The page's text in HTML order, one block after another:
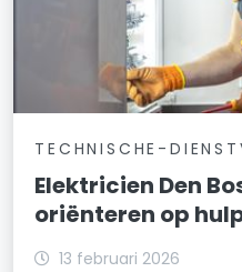
TECHNISCHE-
Elektricien Den
oriënteren op
13 februari 2026